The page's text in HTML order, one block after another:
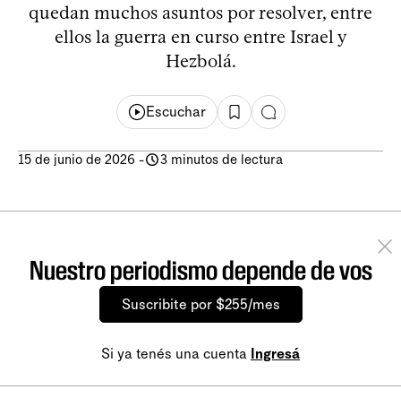
quedan muchos asuntos por resolver, entre
ellos la guerra en curso entre Israel y
Hezbolá.
Escuchar
15 de junio de 2026 - 3 minutos de lectura
Nuestro periodismo depende de vos
Suscribite por $255/mes
Si ya tenés una cuenta Ingresá